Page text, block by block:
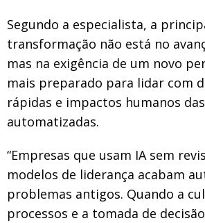
Segundo a especialista, a
transformação não está no
mas na exigência de um novo
mais preparado para lidar com
rápidas e impactos humanos
automatizadas.
“Empresas que usam IA sem
modelos de liderança acabam
problemas antigos. Quando a
processos e a tomada de